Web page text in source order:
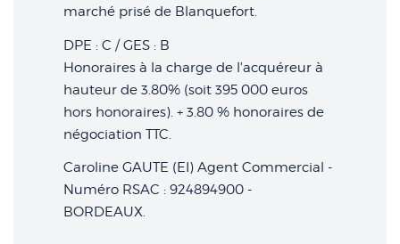
marché prisé de Blanquefort.
DPE : C / GES : B
Honoraires à la charge de l'acquéreur à
hauteur de 3.80% (soit 395 000 euros
hors honoraires). + 3.80 % honoraires de
négociation TTC.
Caroline GAUTE (EI) Agent Commercial -
Numéro RSAC : 924894900 -
BORDEAUX.